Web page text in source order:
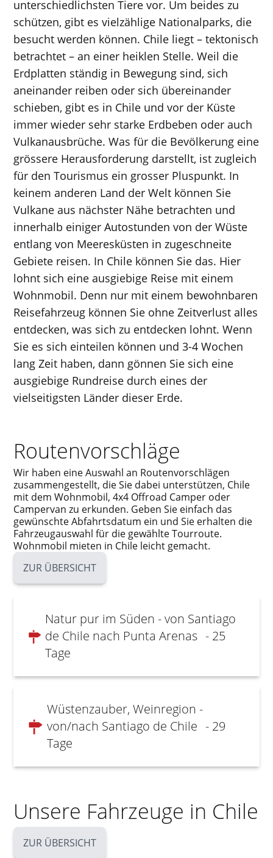
unterschiedlichsten Tiere vor. Um beides zu
schützen, gibt es vielzählige Nationalparks, die
besucht werden können. Chile liegt – tektonisch
betrachtet – an einer heiklen Stelle. Weil die
Erdplatten ständig in Bewegung sind, sich
aneinander reiben oder sich übereinander
schieben, gibt es in Chile und vor der Küste
immer wieder sehr starke Erdbeben oder auch
Vulkanausbrüche. Was für die Bevölkerung eine
grössere Herausforderung darstellt, ist zugleich
für den Tourismus ein grosser Pluspunkt. In
keinem anderen Land der Welt können Sie
Vulkane aus nächster Nähe betrachten und
innerhalb einiger Autostunden von der Wüste
entlang von Meeresküsten in zugeschneite
Gebiete reisen. In Chile können Sie das. Hier
lohnt sich eine ausgiebige Reise mit einem
Wohnmobil. Denn nur mit einem bewohnbaren
Reisefahrzeug können Sie ohne Zeitverlust alles
entdecken, was sich zu entdecken lohnt. Wenn
Sie es sich einteilen können und 3-4 Wochen
lang Zeit haben, dann gönnen Sie sich eine
ausgiebige Rundreise durch eines der
vielseitigsten Länder dieser Erde.
Routenvorschläge
Wir haben eine Auswahl an Routenvorschlägen
zusammengestellt, die Sie dabei unterstützen, Chile
mit dem Wohnmobil, 4x4 Offroad Camper oder
Campervan zu erkunden. Geben Sie einfach das
gewünschte Abfahrtsdatum ein und Sie erhalten die
Fahrzeugauswahl für die gewählte Tourroute.
Wohnmobil mieten in Chile leicht gemacht.
ZUR ÜBERSICHT
Natur pur im Süden - von Santiago
de Chile nach Punta Arenas - 25
Tage
Wüstenzauber, Weinregion -
von/nach Santiago de Chile - 29
Tage
Unsere Fahrzeuge in Chile
ZUR ÜBERSICHT